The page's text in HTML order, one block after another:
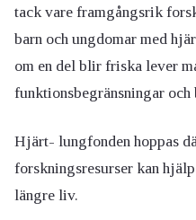
tack vare framgångsrik
barn och ungdomar med
om en del blir friska lever
funktionsbegränsningar och
Hjärt- lungfonden hoppas
forskningsresurser kan
längre liv.